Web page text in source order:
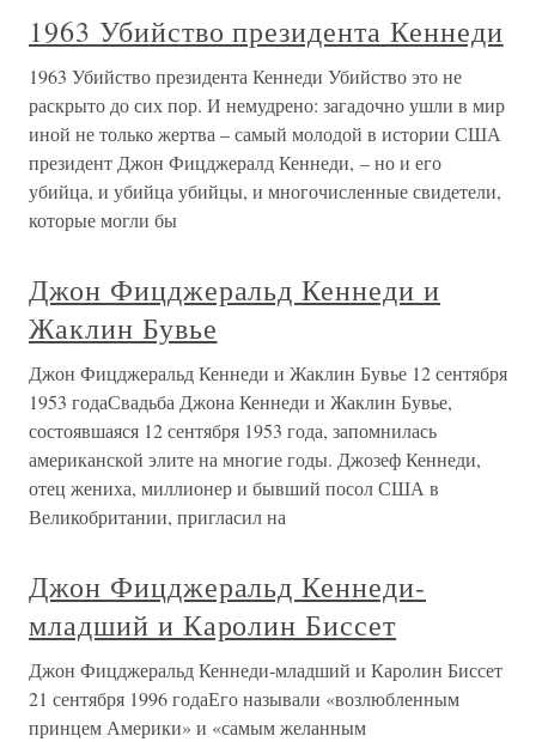
1963 Убийство президента Кеннеди
1963 Убийство президента Кеннеди Убийство это не
раскрыто до сих пор. И немудрено: загадочно ушли в мир
иной не только жертва – самый молодой в истории США
президент Джон Фицджералд Кеннеди, – но и его
убийца, и убийца убийцы, и многочисленные свидетели,
которые могли бы
Джон Фицджеральд Кеннеди и
Жаклин Бувье
Джон Фицджеральд Кеннеди и Жаклин Бувье 12 сентября
1953 годаСвадьба Джона Кеннеди и Жаклин Бувье,
состоявшаяся 12 сентября 1953 года, запомнилась
американской элите на многие годы. Джозеф Кеннеди,
отец жениха, миллионер и бывший посол США в
Великобритании, пригласил на
Джон Фицджеральд Кеннеди-
младший и Каролин Биссет
Джон Фицджеральд Кеннеди-младший и Каролин Биссет
21 сентября 1996 годаЕго называли «возлюбленным
принцем Америки» и «самым желанным